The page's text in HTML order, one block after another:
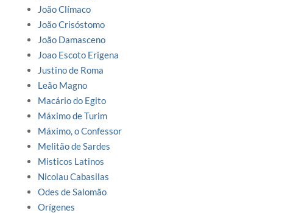
João Clímaco
João Crisóstomo
João Damasceno
Joao Escoto Erigena
Justino de Roma
Leão Magno
Macário do Egito
Máximo de Turim
Máximo, o Confessor
Melitão de Sardes
Misticos Latinos
Nicolau Cabasilas
Odes de Salomão
Orígenes